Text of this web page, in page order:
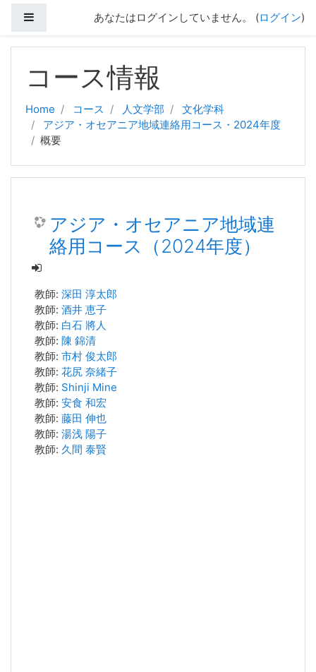
サイドパネルあなたはログインしていません。 (ログイン)
コース情報
Home コース 人文学部
文化学科
アジア・オセアニア地域連絡用コース・2024年度
概要
アジア・オセアニア地域連
絡用コース（2024年度）
教師: 深田 淳太郎
教師: 酒井 恵子
教師: 白石 將人
教師: 陳 錦清
教師: 市村 俊太郎
教師: 花尻 奈緒子
教師: Shinji Mine
教師: 安食 和宏
教師: 藤田 伸也
教師: 湯浅 陽子
教師: 久間 泰賢